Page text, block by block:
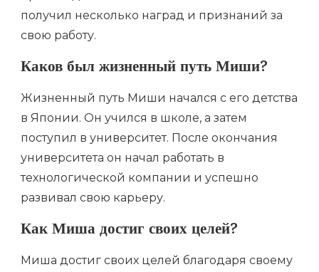
получил несколько наград и признаний за
свою работу.
Каков был жизненный путь Миши?
Жизненный путь Миши начался с его детства
в Японии. Он учился в школе, а затем
поступил в университет. После окончания
университета он начал работать в
технологической компании и успешно
развивал свою карьеру.
Как Миша достиг своих целей?
Миша достиг своих целей благодаря своему